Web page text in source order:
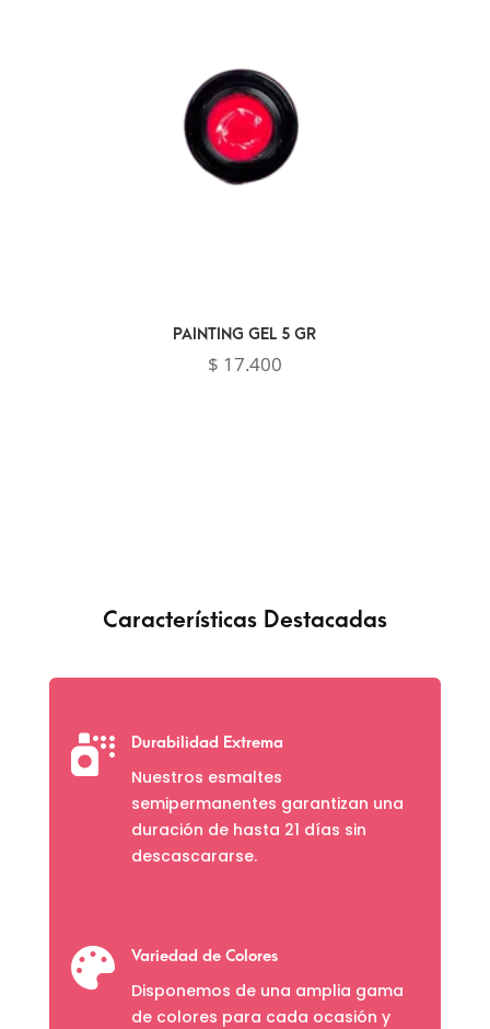
PAINTING GEL 5 GR
$ 17.400
Características Destacadas
 Durabilidad Extrema
Nuestros esmaltes
semipermanentes garantizan una
duración de hasta 21 días sin
descascararse.
 Variedad de Colores
Disponemos de una amplia gama
de colores para cada ocasión y